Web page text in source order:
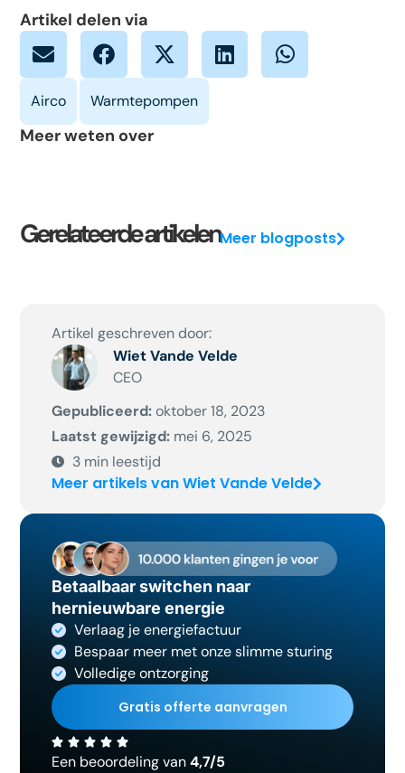
Artikel delen via
Meer weten over
Gerelateerde artikelenMeer blogposts
Artikel geschreven door:
Wiet Vande Velde
CEO
Gepubliceerd:oktober 18, 2023
Laatst gewijzigd: mei 6, 2025
3 min leestijd
Meer artikels van Wiet Vande Velde
Betaalbaar switchen naar
hernieuwbare energie
Verlaag je energiefactuur
Bespaar meer met onze slimme sturing
Volledige ontzorging
Gratis offerte aanvragen
Een beoordeling van4,7/5